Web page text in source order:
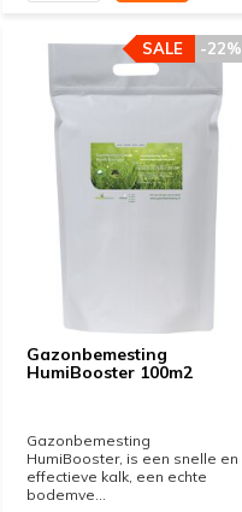
Gazonbemesting
HumiBooster 100m2
-22%
SALE
Gazonbemesting
HumiBooster, is een snelle en
effectieve kalk, een echte
bodemve...